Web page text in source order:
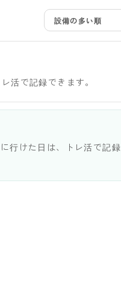
設備の多い順
活で記録できます。
行けた日は、トレ活で記録